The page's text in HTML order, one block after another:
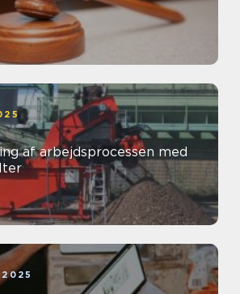
af arbejdsprocessen med